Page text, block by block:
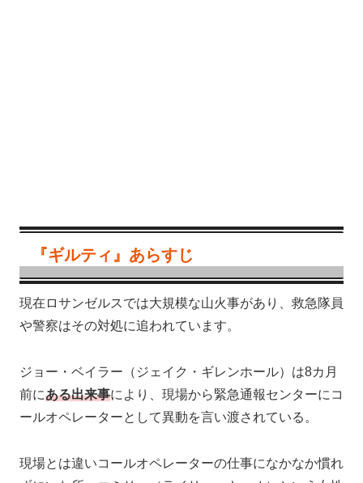
『ギルティ』あらすじ
現在ロサンゼルスでは大規模な山火事があり、救急隊員
や警察はその対処に追われています。
ジョー・ベイラー（ジェイク・ギレンホール）は8カ月
前にある出来事により、現場から緊急通報センターにコ
ールオペレーターとして異動を言い渡されている。
現場とは違いコールオペレーターの仕事になかなか慣れ